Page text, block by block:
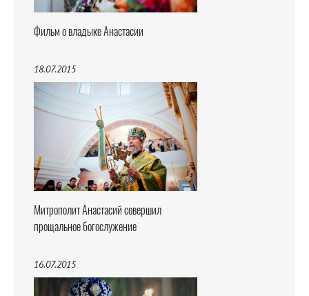
Фильм о владыке Анастасии
18.07.2015
Митрополит Анастасий совершил
прощальное богослужение
16.07.2015